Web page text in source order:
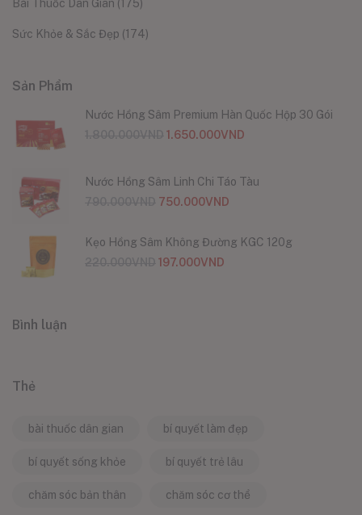
Bài Thuốc Dân Gian (175)
Sức Khỏe & Sắc Đẹp (174)
Sản Phẩm
Nước Hồng Sâm Premium Hàn Quốc Hộp 30 Gói
1.650.000VND
Nước Hồng Sâm Linh Chi Táo Tàu
750.000VND
Kẹo Hồng Sâm Không Đường KGC 120g
197.000VND
Bình luận
Thẻ
bài thuốc dân gian bí quyết làm đẹp
bí quyết sống khỏe bí quyết trẻ lâu
chăm sóc bản thân chăm sóc cơ thể